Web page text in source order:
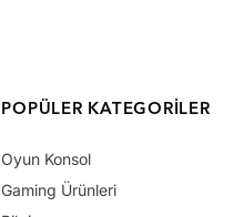
POPÜLER KATEGORILER
Oyun Konsol
Gaming Ürünleri